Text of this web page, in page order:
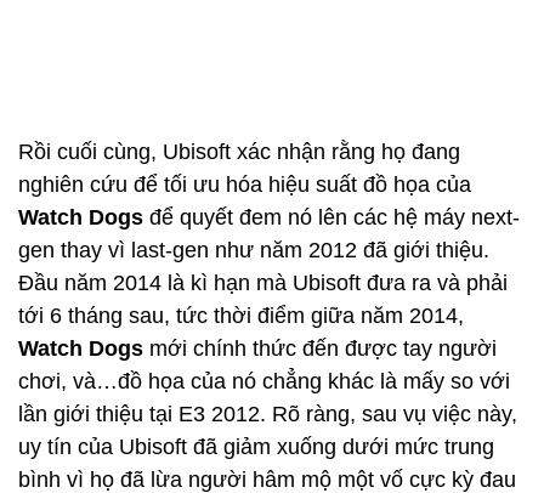
Rồi cuối cùng, Ubisoft xác nhận rằng họ đang
nghiên cứu để tối ưu hóa hiệu suất đồ họa của
Watch Dogs để quyết đem nó lên các hệ máy next-
gen thay vì last-gen như năm 2012 đã giới thiệu.
Đầu năm 2014 là kì hạn mà Ubisoft đưa ra và phải
tới 6 tháng sau, tức thời điểm giữa năm 2014,
Watch Dogs mới chính thức đến được tay người
chơi, và…đồ họa của nó chẳng khác là mấy so với
lần giới thiệu tại E3 2012. Rõ ràng, sau vụ việc này,
uy tín của Ubisoft đã giảm xuống dưới mức trung
bình vì họ đã lừa người hâm mộ một vố cực kỳ đau